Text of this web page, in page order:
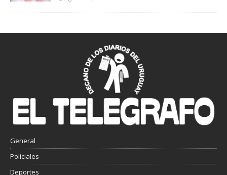
General
Policiales
Deportes